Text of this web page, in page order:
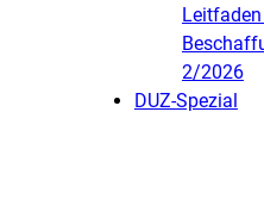
2/2026
DUZ-Spezial